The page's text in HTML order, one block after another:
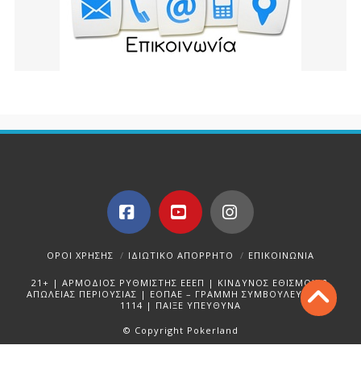
FacebookYouTubeInstagram
ΌΡΟΙ ΧΡΉΣΗΣ ΙΔΙΩΤΙΚΌ ΑΠΌΡΡΗΤΟ ΕΠΙΚΟΙΝΩΝΊΑ
21+ | ΑΡΜΟΔΙΟΣ ΡΥΘΜΙΣΤΗΣ ΕΕΕΠ | ΚΙΝΔΥΝΟΣ ΕΘΙΣΜΟΥ &
ΑΠΩΛΕΙΑΣ ΠΕΡΙΟΥΣΙΑΣ | ΕΟΠΑΕ – ΓΡΑΜΜΗ ΣΥΜΒΟΥΛΕΥΤΙΚΗΣ:
1114 | ΠΑΙΞΕ ΥΠΕΥΘΥΝΑ
© Copyright Pokerland